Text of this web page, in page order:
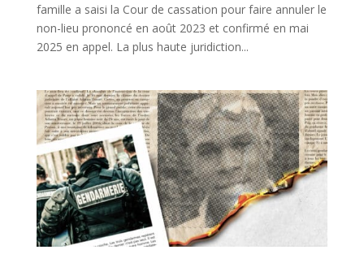
famille a saisi la Cour de cassation pour faire annuler le
non-lieu prononcé en août 2023 et confirmé en mai
2025 en appel. La plus haute juridiction...